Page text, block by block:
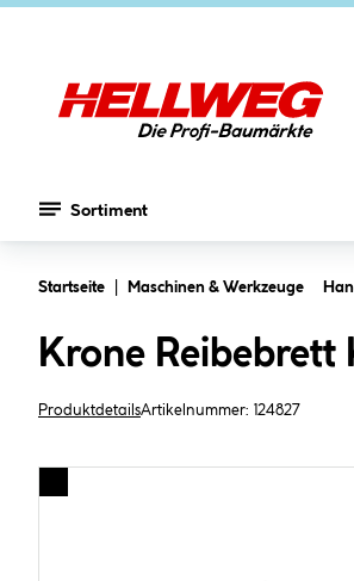
Sortiment
Startseite Maschinen & Werkzeuge
Krone Reibebrett
ProduktdetailsArtikelnummer: 124827